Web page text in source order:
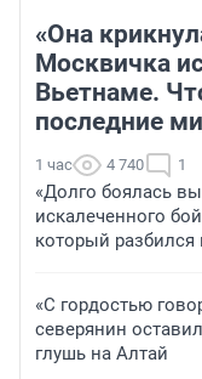
«Она
Москвичка
Вьетнаме.
последние
1 час 4 740 1
«Долго боялась
искалеченного
который разбился
«С гордостью
северянин
глушь на Алтай